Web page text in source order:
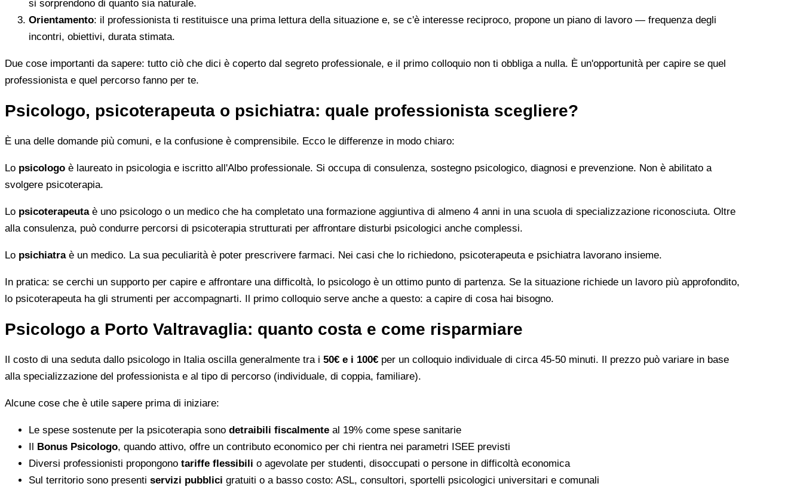
si sorprendono di quanto sia naturale.
Orientamento: il professionista ti restituisce una prima lettura della situazione e, se c'è interesse reciproco, propone un piano di lavoro — frequenza degli
incontri, obiettivi, durata stimata.
Due cose importanti da sapere: tutto ciò che dici è coperto dal segreto professionale, e il primo colloquio non ti obbliga a nulla. È un'opportunità per capire se quel
professionista e quel percorso fanno per te.
Psicologo, psicoterapeuta o psichiatra: quale professionista scegliere?
È una delle domande più comuni, e la confusione è comprensibile. Ecco le differenze in modo chiaro:
Lo psicologo è laureato in psicologia e iscritto all'Albo professionale. Si occupa di consulenza, sostegno psicologico, diagnosi e prevenzione. Non è abilitato a
svolgere psicoterapia.
Lo psicoterapeutaè uno psicologo o un medico che ha completato una formazione aggiuntiva di almeno 4 anni in una scuola di specializzazione riconosciuta. Oltre
alla consulenza, può condurre percorsi di psicoterapia strutturati per affrontare disturbi psicologici anche complessi.
Lo psichiatraè un medico. La sua peculiarità è poter prescrivere farmaci. Nei casi che lo richiedono, psicoterapeuta e psichiatra lavorano insieme.
In pratica: se cerchi un supporto per capire e affrontare una difficoltà, lo psicologo è un ottimo punto di partenza. Se la situazione richiede un lavoro più approfondito,
lo psicoterapeuta ha gli strumenti per accompagnarti. Il primo colloquio serve anche a questo: a capire di cosa hai bisogno.
Psicologo a Porto Valtravaglia: quanto costa e come risparmiare
Il costo di una seduta dallo psicologo in Italia oscilla generalmente tra i 50€ e i 100€ per un colloquio individuale di circa 45-50 minuti. Il prezzo può variare in base
alla specializzazione del professionista e al tipo di percorso (individuale, di coppia, familiare).
Alcune cose che è utile sapere prima di iniziare:
Le spese sostenute per la psicoterapia sono detraibili fiscalmente al 19% come spese sanitarie
Il Bonus Psicologo, quando attivo, offre un contributo economico per chi rientra nei parametri ISEE previsti
Diversi professionisti propongono tariffe flessibili o agevolate per studenti, disoccupati o persone in difficoltà economica
Sul territorio sono presenti servizi pubblici gratuiti o a basso costo: ASL, consultori, sportelli psicologici universitari e comunali